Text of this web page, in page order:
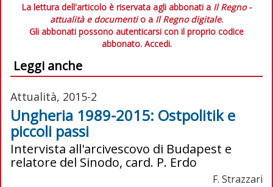
La lettura dell'articolo è riservata agli abbonati a Il Regno -
attualità e documentio a Il Regno digitale.
Gli abbonati possono autenticarsi con il proprio codice
abbonato. Accedi.
Leggi anche
Attualità, 2015-2
Ungheria 1989-2015: Ostpolitik e
piccoli passi
Intervista all'arcivescovo di Budapest e
relatore del Sinodo, card. P. Erdo
F. Strazzari